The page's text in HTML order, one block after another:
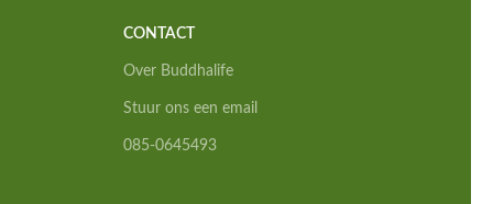
CONTACT
Over Buddhalife
Stuur ons een email
085-0645493